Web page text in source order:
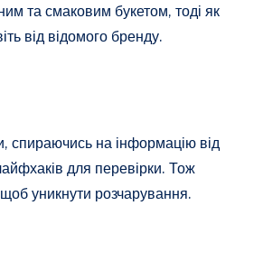
та смаковим букетом, тоді як
від відомого бренду.
спираючись на інформацію від
для перевірки. Тож
щоб уникнути розчарування.